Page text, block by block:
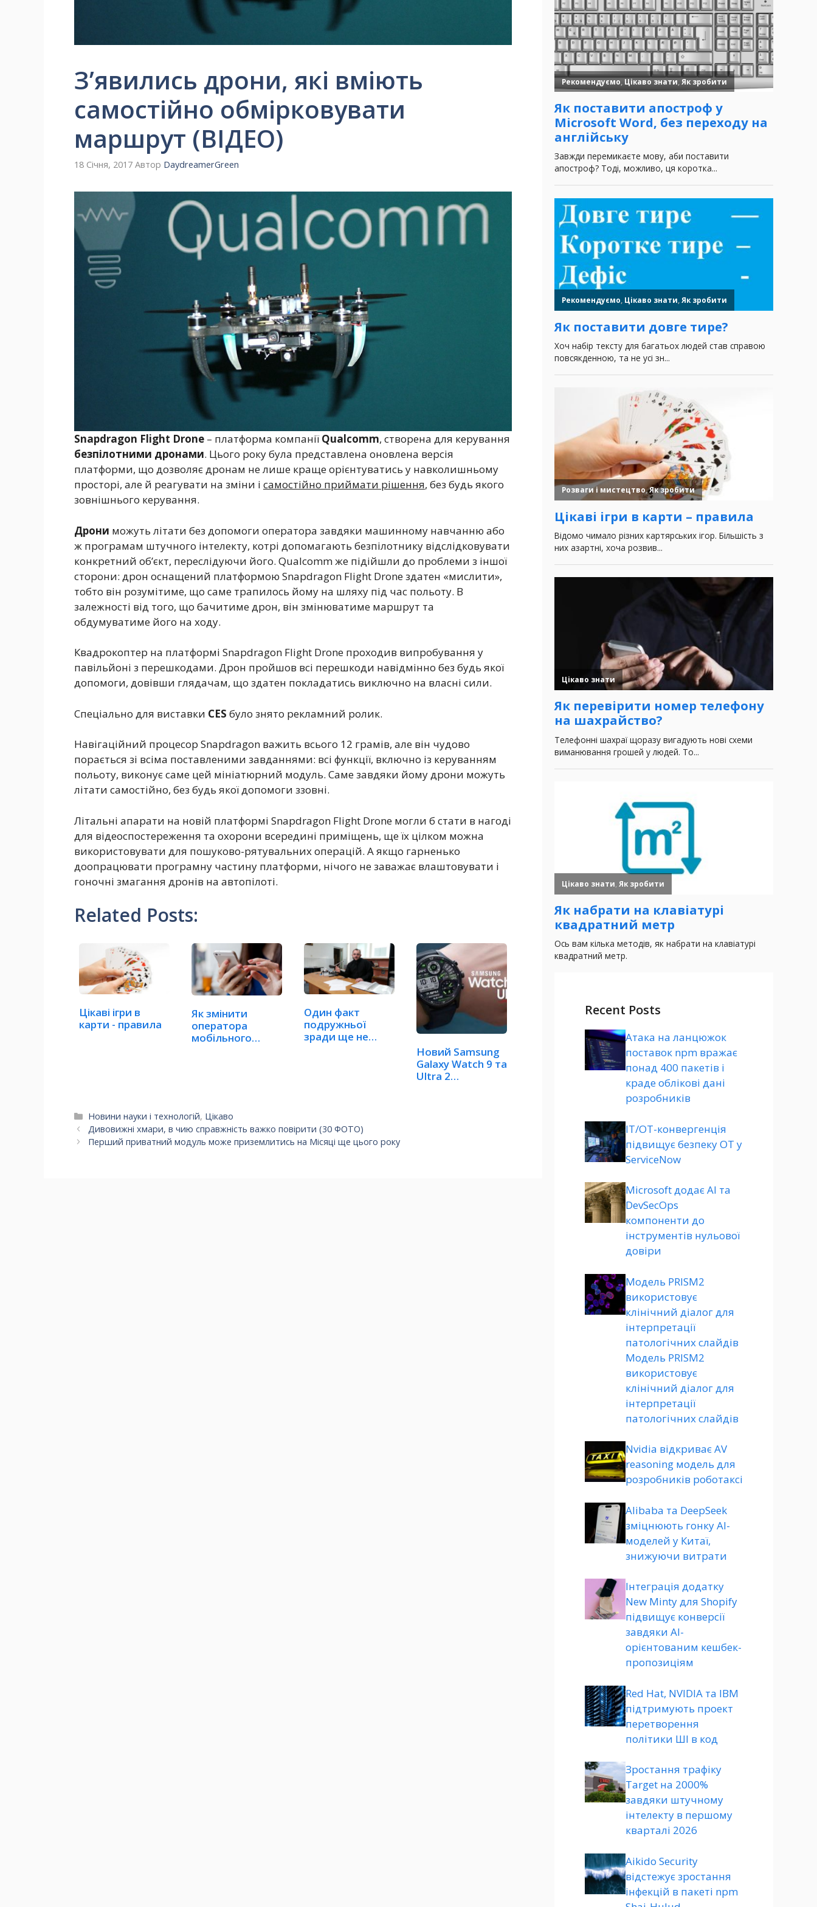
З’явились дрони, які вміють
самостійно обмірковувати
маршрут (ВІДЕО)
18 Січня, 2017 Автор DaydreamerGreen
Snapdragon Flight Drone – платформа компанії Qualcomm, створена для керування
безпілотними дронами. Цього року була представлена оновлена версія
платформи, що дозволяє дронам не лише краще орієнтуватись у навколишньому
просторі, але й реагувати на зміни і самостійно приймати рішення, без будь якого
зовнішнього керування.
Дрони можуть літати без допомоги оператора завдяки машинному навчанню або
ж програмам штучного інтелекту, котрі допомагають безпілотнику відслідковувати
конкретний об’єкт, переслідуючи його. Qualcomm же підійшли до проблеми з іншої
сторони: дрон оснащений платформою Snapdragon Flight Drone здатен «мислити»,
тобто він розумітиме, що саме трапилось йому на шляху під час польоту. В
залежності від того, що бачитиме дрон, він змінюватиме маршрут та
обдумуватиме його на ходу.
Квадрокоптер на платформі Snapdragon Flight Drone проходив випробування у
павільйоні з перешкодами. Дрон пройшов всі перешкоди навідмінно без будь якої
допомоги, довівши глядачам, що здатен покладатись виключно на власні сили.
Спеціально для виставки CES було знято рекламний ролик.
Навігаційний процесор Snapdragon важить всього 12 грамів, але він чудово
порається зі всіма поставленими завданнями: всі функції, включно із керуванням
польоту, виконує саме цей мініатюрний модуль. Саме завдяки йому дрони можуть
літати самостійно, без будь якої допомоги ззовні.
Літальні апарати на новій платформі Snapdragon Flight Drone могли б стати в нагоді
для відеоспостереження та охорони всередині приміщень, ще їх цілком можна
використовувати для пошуково-рятувальних операцій. А якщо гарненько
доопрацювати програмну частину платформи, нічого не заважає влаштовувати і
гоночні змагання дронів на автопілоті.
Related Posts:
Цікаві ігри в
карти - правила
Як змінити
оператора
мобільного
Один факт
подружньої
зради ще не
Новий Samsung
Galaxy Watch 9 та
Ultra 2
Категорії
Новини науки і технологій, Цікаво
Дивовижні хмари, в чию справжність важко повірити (30 ФОТО)
Перший приватний модуль може приземлитись на Місяці ще цього року
Recent Posts
Атака на ланцюжок
поставок npm вражає
понад 400 пакетів і
краде облікові дані
розробників
ІТ/ОТ-конвергенція
підвищує безпеку ОТ у
ServiceNow
Microsoft додає AI та
DevSecOps
компоненти до
інструментів нульової
довіри
Модель PRISM2
використовує
клінічний діалог для
інтерпретації
патологічних слайдів
Модель PRISM2
використовує
клінічний діалог для
інтерпретації
патологічних слайдів
Nvidia відкриває AV
reasoning модель для
розробників роботаксі
Alibaba та DeepSeek
зміцнюють гонку AI-
моделей у Китаї,
знижуючи витрати
Інтеграція додатку
New Minty для Shopify
підвищує конверсії
завдяки AI-
орієнтованим кешбек-
пропозиціям
Red Hat, NVIDIA та IBM
підтримують проект
перетворення
політики ШІ в код
Зростання трафіку
Target на 2000%
завдяки штучному
інтелекту в першому
кварталі 2026
Aikido Security
відстежує зростання
інфекцій в пакеті npm